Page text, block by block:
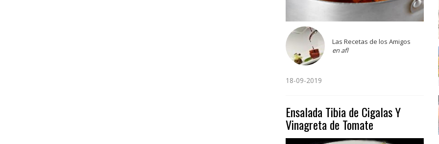
Las Recetas de los Amigos
en afl
18-09-2019
Ensalada Tibia de Cigalas Y
Vinagreta de Tomate